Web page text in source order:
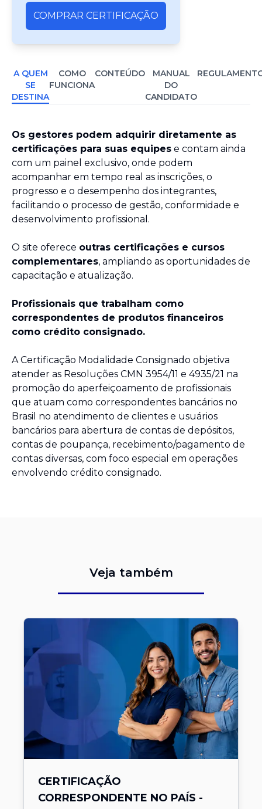
COMPRAR CERTIFICAÇÃO
A QUEM
SE
DESTINA
COMO
FUNCIONA
CONTEÚDO
MANUAL
DO
CANDIDATO
Os gestores podem adquirir diretamente as
certificações para suas equipes e contam ainda
com um painel exclusivo, onde podem
acompanhar em tempo real as inscrições, o
progresso e o desempenho dos integrantes,
facilitando o processo de gestão, conformidade e
desenvolvimento profissional.
O site oferece outras certificações e cursos
complementares, ampliando as oportunidades de
capacitação e atualização.
Profissionais que trabalham como
correspondentes de produtos financeiros
como crédito consignado.
A Certificação Modalidade Consignado objetiva
atender as Resoluções CMN 3954/11 e 4935/21 na
promoção do aperfeiçoamento de profissionais
que atuam como correspondentes bancários no
Brasil no atendimento de clientes e usuários
bancários para abertura de contas de depósitos,
contas de poupança, recebimento/pagamento de
contas diversas, com foco especial em operações
envolvendo crédito consignado.
Veja também
CERTIFICAÇÃO
CORRESPONDENTE NO PAÍS -